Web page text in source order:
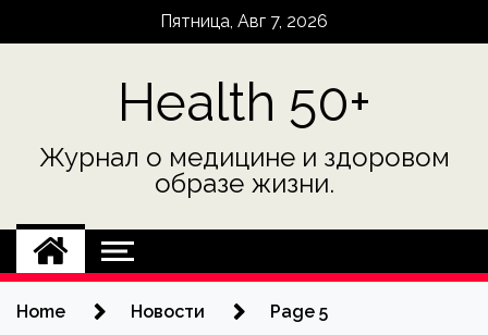
Пятница, Авг 7, 2026
Health 50+
Журнал о медицине и здоровом
образе жизни.
Home Новости Page 5